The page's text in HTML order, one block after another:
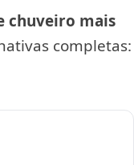
chuveiro mais
completas: